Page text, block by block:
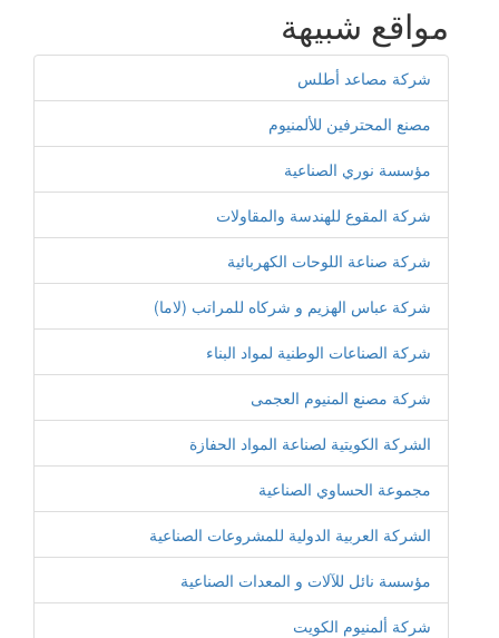
مواقع شبيهة
شركة مصاعد أطلس
مصنع المحترفين للألمنيوم
مؤسسة نوري الصناعية
شركة المقوع للهندسة والمقاولات
شركة صناعة اللوحات الكهربائية
شركة عباس الهزيم و شركاه للمراتب (لاما)
شركة الصناعات الوطنية لمواد البناء
شركة مصنع المنيوم العجمى
الشركة الكويتية لصناعة المواد الحفازة
مجموعة الحساوي الصناعية
الشركة العربية الدولية للمشروعات الصناعية
مؤسسة نائل للآلات و المعدات الصناعية
شركة ألمنيوم الكويت